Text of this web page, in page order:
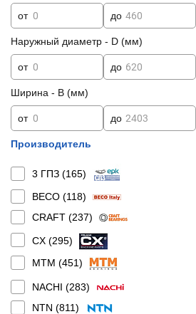
от до
Наружный диаметр - D (мм)
от до
Ширина - B (мм)
от до
Производитель
3 ГПЗ (165)
BECO (118)
CRAFT (237)
CX (295)
MTM (451)
NACHI (283)
NTN (811)